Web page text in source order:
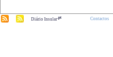
Diário Insular.pt Contactos